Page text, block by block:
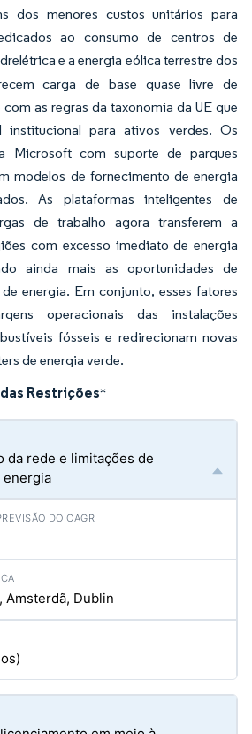
dos menores custos unitários para
ao consumo de centros de
e a energia eólica terrestre dos
carga de base quase livre de
as regras da taxonomia da UE que
institucional para ativos verdes. Os
Microsoft com suporte de parques
modelos de fornecimento de energia
As plataformas inteligentes de
de trabalho agora transferem a
com excesso imediato de energia
ainda mais as oportunidades de
energia. Em conjunto, esses fatores
operacionais das instalações
fósseis e redirecionam novas
de energia verde.
Restrições*
da rede e limitações de
Amsterdã, Dublin